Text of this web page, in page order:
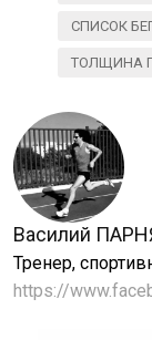
СПИСОК
ТОЛЩИНА
Василий
Тренер,
https://